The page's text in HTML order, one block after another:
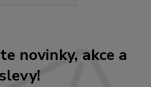
novinky, akce a
slevy!